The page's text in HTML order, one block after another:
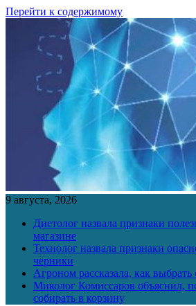
Перейти к содержимому
9 августа, 2026
Диетолог назвала признаки
магазине
Технолог назвала признаки
черники
Агроном рассказала, как
Миколог Комиссаров объяснил,
собирать в корзину